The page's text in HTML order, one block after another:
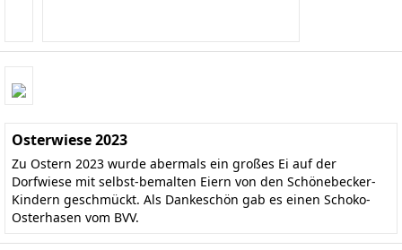
Osterwiese 2023
Zu Ostern 2023 wurde abermals ein großes Ei auf der
Dorfwiese mit selbst-bemalten Eiern von den Schönebecker-
Kindern geschmückt. Als Dankeschön gab es einen Schoko-
Osterhasen vom BVV.